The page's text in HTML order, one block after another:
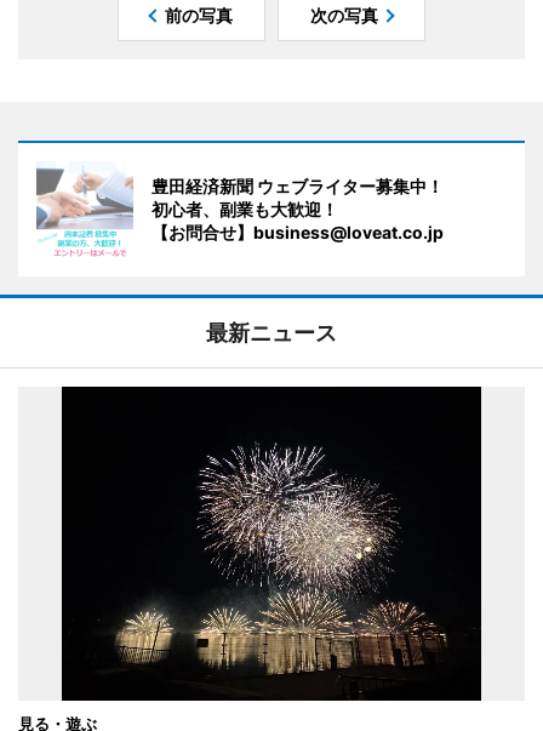
前の写真 次の写真
豊田経済新聞 ウェブライター募集中！
初心者、副業も大歓迎！
【お問合せ】business@loveat.co.jp
最新ニュース
見る・遊ぶ